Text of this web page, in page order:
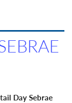
Day Sebrae